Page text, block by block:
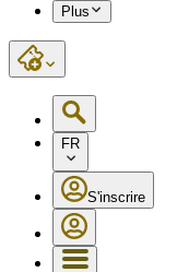
Plus
FR
S'inscrire